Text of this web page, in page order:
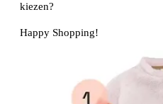
kiezen?
Happy Shopping!